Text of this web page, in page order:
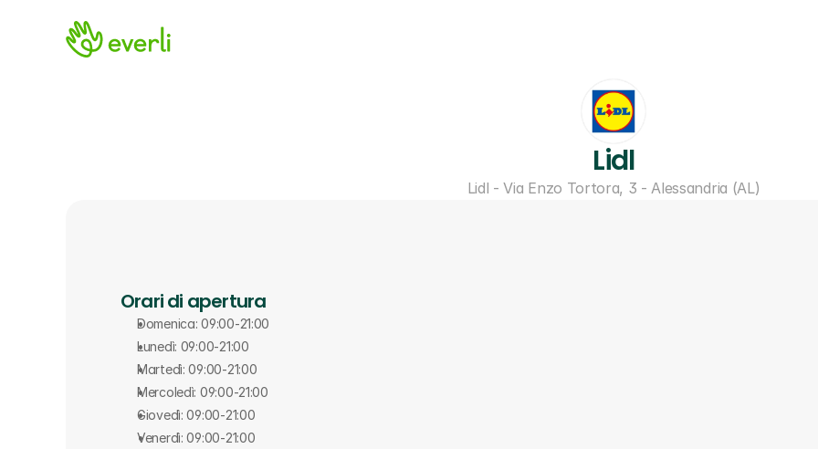
Lidl
Lidl - Via Enzo Tortora, 3 - Alessandria (AL)
Orari di apertura
Domenica: 09:00-21:00
Lunedì: 09:00-21:00
Martedì: 09:00-21:00
Mercoledì: 09:00-21:00
Giovedì: 09:00-21:00
Venerdì: 09:00-21:00